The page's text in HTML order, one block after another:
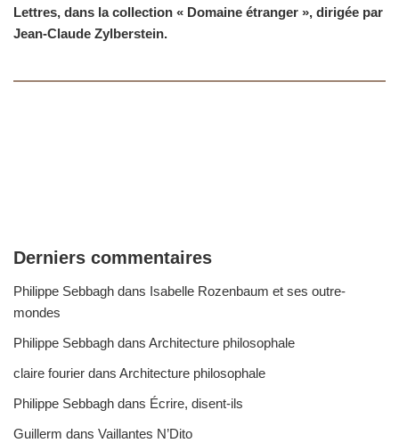
Lettres, dans la collection « Domaine étranger », dirigée par
Jean-Claude Zylberstein.
Derniers commentaires
Philippe Sebbagh dans Isabelle Rozenbaum et ses outre-
mondes
Philippe Sebbagh dans Architecture philosophale
claire fourier dans Architecture philosophale
Philippe Sebbagh dans Écrire, disent-ils
Guillerm dans Vaillantes N’Dito